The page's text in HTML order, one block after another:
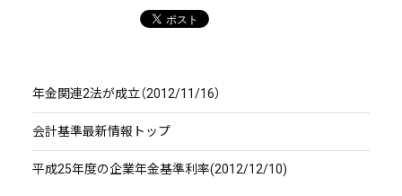
年金関連2法が成立（2012/11/16）
会計基準最新情報トップ
平成25年度の企業年金基準利率(2012/12/10)